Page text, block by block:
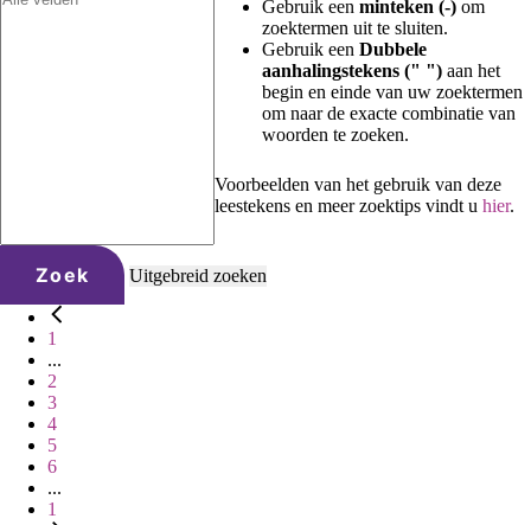
Gebruik een minteken (-) om
zoektermen uit te sluiten.
Gebruik een Dubbele
aanhalingstekens (" ") aan het
begin en einde van uw zoektermen
om naar de exacte combinatie van
woorden te zoeken.
Voorbeelden van het gebruik van deze
leestekens en meer zoektips vindt u hier.
Zoek Uitgebreid zoeken
1
...
2
3
4
5
6
...
1